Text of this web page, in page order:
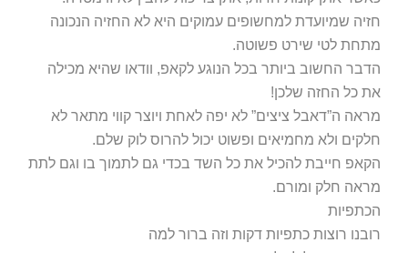
חזיה שמיועדת למחשופים עמוקים היא לא החזיה הנכונה
מתחת לטי שירט פשוטה.
הדבר החשוב ביותר בכל הנוגע לקאפ, וודאו שהיא מכילה
את כל החזה שלכן!
מראה ה”דאבל ציצים” לא יפה לאחת ויוצר קווי מתאר לא
חלקים ולא מחמיאים ופשוט יכול להרוס לוק שלם.
הקאפ חייבת להכיל את כל השד בכדי גם לתמוך בו וגם לתת
מראה חלק ומורם.
הכתפיות
רובנו רוצות כתפיות דקות וזה ברור למה